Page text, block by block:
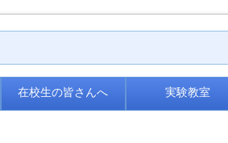
在校生の皆さんへ 実験教室